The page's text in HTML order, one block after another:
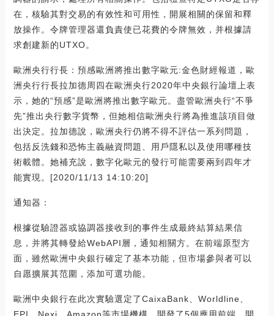
在，核驗其對交易的有效性和可用性，開展相關的保留和釋
放操作。令牌管理器還負責使已花費的令牌無效，并根據請
求創建新的UTXO。
歐洲央行行長：預感歐洲將推出數字歐元:金色財經報道，歐
洲央行行長拉加德周四在歐洲央行2020年中央銀行論壇上表
示，她的“預感”是歐洲將推出數字歐元。盡管歐洲央行“不爭
先”推出央行數字貨幣，但她相信歐洲央行將為推進該項目做
出決定。拉加德說，歐洲央行仍將不得不評估一系列問題，
包括反洗錢和恐怖主義融資問題、用戶隱私以及使用哪種技
術載體。她補充說，數字化歐元的發行可能需要兩到四年才
能實現。[2020/11/13 14:10:20]
通知器：
根據從驗證器或協調器接收到的事件生成最終結算結果信
息，并將其轉發給WebAPI層，通知相關方。在前端原型方
面，雖然歐洲中央銀行確定了基本功能，但市場參與者可以
自愿擴展其范圍，添加可選功能。
歐洲中央銀行在此次實驗選定了CaixaBank、Worldline、